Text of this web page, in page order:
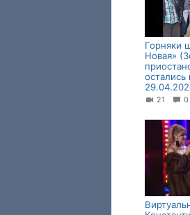
Горняки
Новая»
21 0